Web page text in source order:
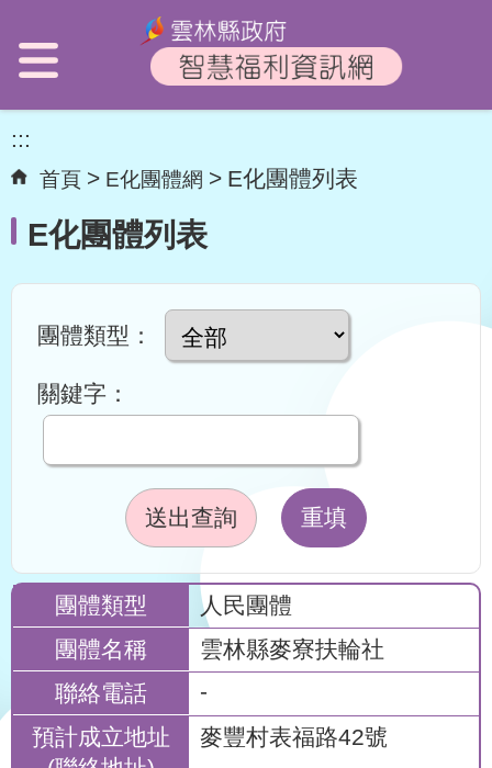
:::
首頁 E化團體網 E化團體列表
E化團體列表
團體類型：
關鍵字：
送出查詢 重填
人民團體
雲林縣麥寮扶輪社
-
麥豐村表福路42號